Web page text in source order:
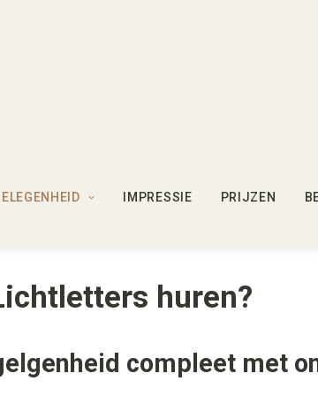
IMPRESSIE PRIJZEN
huren?
compleet met